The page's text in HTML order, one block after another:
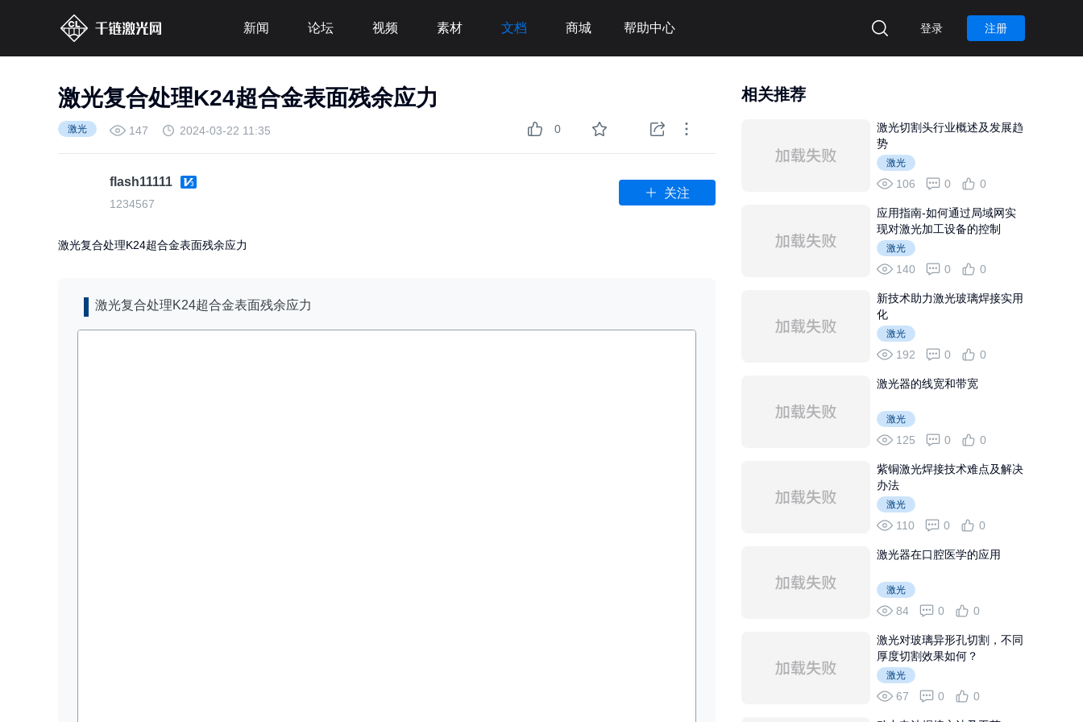
新闻 论坛 视频 素材 文档 商城 帮助中心 登录 注册
激光复合处理K24超合金表面残余应力
激光 147 2024-03-22 11:35 0
flash11111
1234567
关注
激光复合处理K24超合金表面残余应力
激光复合处理K24超合金表面残余应力
相关推荐
激光切割头行业概述及发展趋
势
激光
106 0 0
应用指南-如何通过局域网实
现对激光加工设备的控制
激光
140 0 0
新技术助力激光玻璃焊接实用
化
激光
192 0 0
激光器的线宽和带宽
激光
125 0 0
紫铜激光焊接技术难点及解决
办法
激光
110 0 0
激光器在口腔医学的应用
激光
84 0 0
激光对玻璃异形孔切割，不同
厚度切割效果如何？
激光
67 0 0